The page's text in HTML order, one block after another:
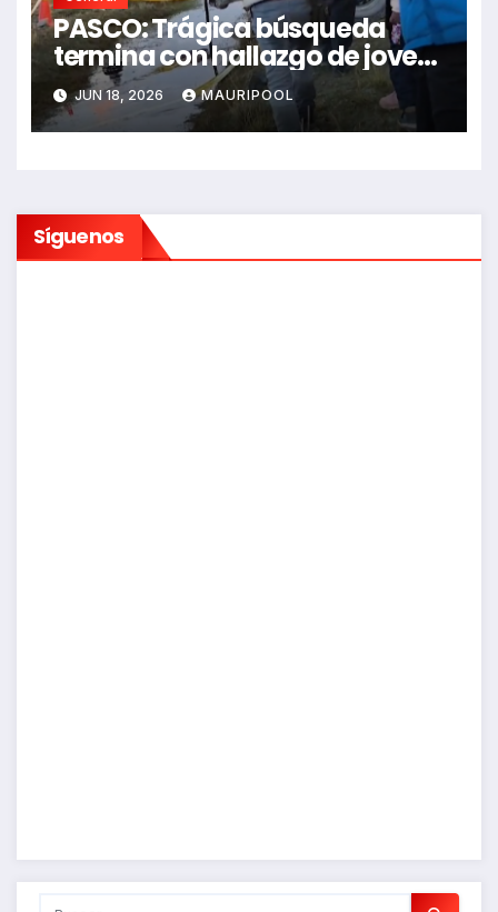
PASCO: Trágica búsqueda
termina con hallazgo de joven
sin vida en Rancas
JUN 18, 2026 MAURIPOOL
Síguenos